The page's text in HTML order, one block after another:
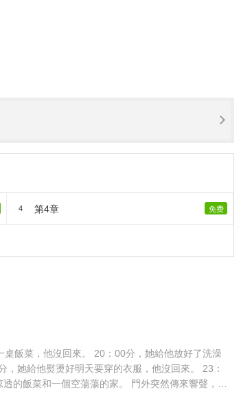
4 第4章 免费
桌飯菜，他沒回來。 20：00分，她給他放好了洗澡
，她給他熨燙好明天要穿的衣服，他沒回來。 23：
的飯菜和一個空蕩蕩的家。 門外突然傳來響聲，他
門。 結婚前，她便給他下了死命令，每天淩晨前必
一秒踏入家門，絕不會多一分一秒。 童潔走上前，